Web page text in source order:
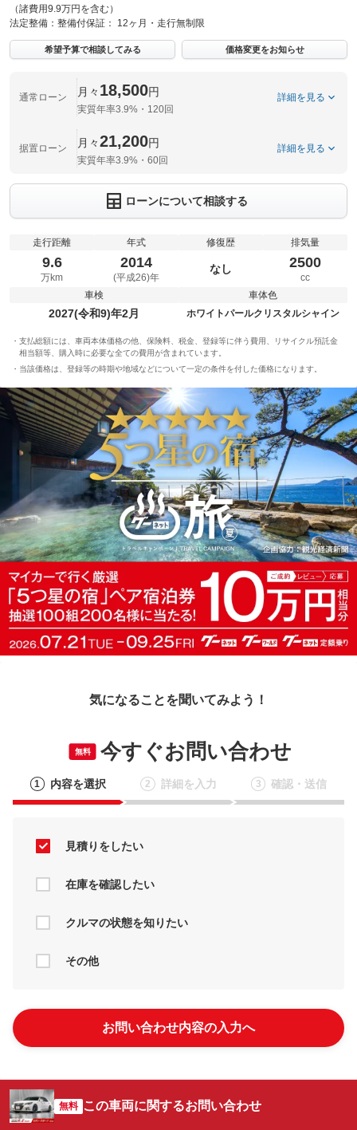
（諸費用9.9万円を含む）
法定整備： 整備付保証： 12ヶ月・走行無制限
希望予算で相談してみる 価格変更をお知らせ
通常ローン 月々 18,500円
実質年率3.9%・120回
詳細を見る
据置ローン 月々21,200円
実質年率3.9%・60回
詳細を見る
ローンについて相談する
走行距離
9.6
万km
年式
2014
(平成26)年
修復歴
なし
排気量
2500
cc
車検
2027(令和9)年2月
車体色
ホワイトパールクリスタルシャイン
支払総額には、車両本体価格の他、保険料、税金、登録等に伴う費用、リサイクル預託金
相当額等、購入時に必要な全ての費用が含まれています。
当該価格は、登録等の時期や地域などについて一定の条件を付した価格になります。
気になることを聞いてみよう！
無料 今すぐお問い合わせ
1 内容を選択 2 詳細を入力 3 確認・送信
見積りをしたい
在庫を確認したい
クルマの状態を知りたい
その他
お問い合わせ内容の入力へ
無料 この車両に関するお問い合わせ